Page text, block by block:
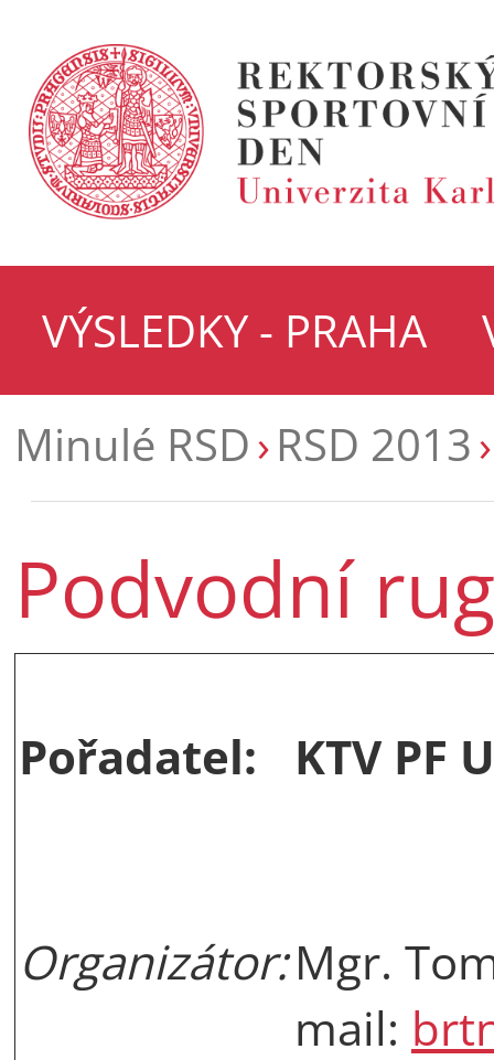
VÝSLEDKY - PRAHA
Minulé RSD RSD 2013
Podvodní
Pořadatel: KTV PF
Organizátor:Mgr.
mail: